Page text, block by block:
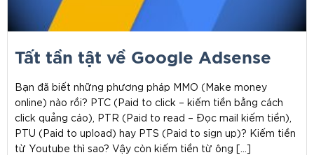
Tất tần tật về Google Adsense
Bạn đã biết những phương pháp MMO (Make money
online) nào rồi? PTC (Paid to click – kiếm tiền bằng cách
click quảng cáo), PTR (Paid to read – Đọc mail kiếm tiền),
PTU (Paid to upload) hay PTS (Paid to sign up)? Kiếm tiền
từ Youtube thì sao? Vậy còn kiếm tiền từ ông […]